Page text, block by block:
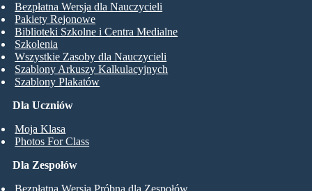
Dla Uczniów
Moja Klasa
Photos For Class
Bezpłatna Wersja dla Nauczycieli
Pakiety Rejonowe
Biblioteki Szkolne i Centra Medialne
Szkolenia
Wszystkie Zasoby dla Nauczycieli
Szablony Arkuszy Kalkulacyjnych
Szablony Plakatów
Dla Zespołów